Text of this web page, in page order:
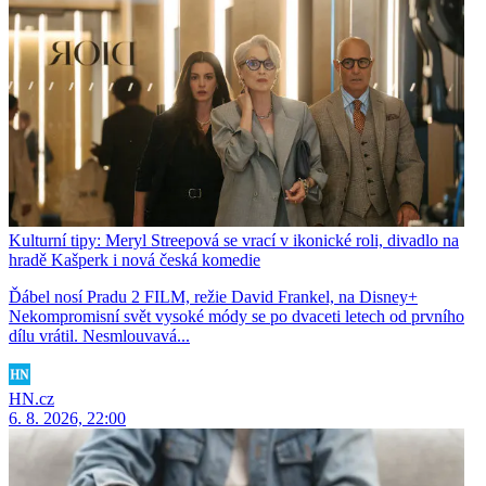
Kulturní tipy: Meryl Streepová se vrací v ikonické roli, divadlo na
hradě Kašperk i nová česká komedie
Ďábel nosí Pradu 2 FILM, režie David Frankel, na Disney+
Nekompromisní svět vysoké módy se po dvaceti letech od prvního
dílu vrátil. Nesmlouvavá...
HN.cz
6. 8. 2026, 22:00